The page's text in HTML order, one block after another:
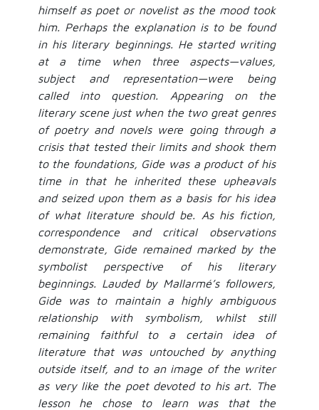
himself as poet or novelist as the mood took
him. Perhaps the explanation is to be found
in his literary beginnings. He started writing
at a time when three aspects—values,
subject and representation—were being
called into question. Appearing on the
literary scene just when the two great genres
of poetry and novels were going through a
crisis that tested their limits and shook them
to the foundations, Gide was a product of his
time in that he inherited these upheavals
and seized upon them as a basis for his idea
of what literature should be. As his fiction,
correspondence and critical observations
demonstrate, Gide remained marked by the
symbolist perspective of his literary
beginnings. Lauded by Mallarmé’s followers,
Gide was to maintain a highly ambiguous
relationship with symbolism, whilst still
remaining faithful to a certain idea of
literature that was untouched by anything
outside itself, and to an image of the writer
as very like the poet devoted to his art. The
lesson he chose to learn was that the